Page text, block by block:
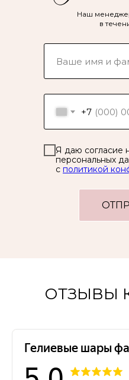
+7
Я даю согласие
персональных
с политикой
Наш
в
ОТЗЫВЫ